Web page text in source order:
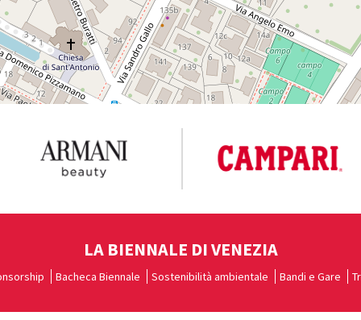
LA BIENNALE DI VENEZIA
Bacheca Biennale Sostenibilità ambientale Bandi e Gare